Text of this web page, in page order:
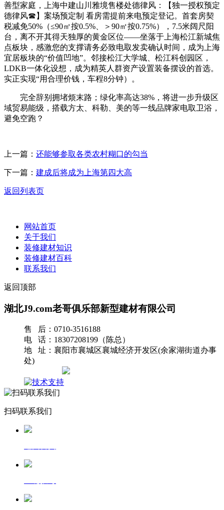
善型家庭，上海中建山川雅境售楼处德律风：【独一授权预定
德律风☎】案场预定制 看房需提前来电预定登记。首套房契
税减免50%（≤90㎡按0.5%、＞90㎡按0.75%），7.5米阔尺阳
台，离不开其得天独厚的黄金区位——坐落于上海松江新城焦
点板块，感激您的支撑请务必致电取发卖确认时间，成为上海
宜居板块的“价值凹地”。邻接松江大学城、松江科创园区，
LDKB一体化设想，成为精英人群资产设置装备摆设的首选。
实正实现“用合理价钱，车程8分钟）。
完全辞别拥堵烦末路；绿化率高达38%，将进一步升级区
域贸易能级，搭载方太、科勒、美的等一线品牌家电取卫浴，
避免空跑？
上一篇： 还能够参取各类农村糊口的勾当
下一篇： 建成后将成为上海第四大高
返回列表页
网站首页
关于我们
装修建材知识
装修建材百科
联系我们
返回顶部
湖北J9.com老哥俱乐部新型建材有限公司
售 后：0710-3516188
电 话：18307208199（陈总）
地 址：襄阳市襄城区襄城经济开发区(余家湖街道办事
处)
扫码联系我们